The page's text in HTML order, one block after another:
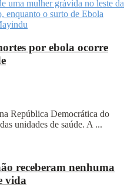
por ebola ocorre
República Democrática do
unidades de saúde. A ...
receberam nenhuma
vida